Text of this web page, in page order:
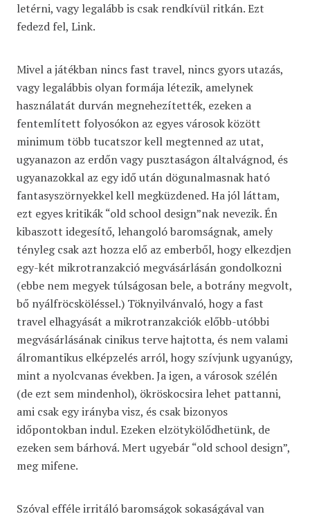
letérni, vagy legalább is csak rendkívül ritkán. Ezt
fedezd fel, Link.
Mivel a játékban nincs fast travel, nincs gyors utazás,
vagy legalábbis olyan formája létezik, amelynek
használatát durván megnehezítették, ezeken a
fentemlített folyosókon az egyes városok között
minimum több tucatszor kell megtenned az utat,
ugyanazon az erdőn vagy pusztaságon általvágnod, és
ugyanazokkal az egy idő után dögunalmasnak ható
fantasyszörnyekkel kell megküzdened. Ha jól láttam,
ezt egyes kritikák “old school design”nak nevezik. Én
kibaszott idegesítő, lehangoló baromságnak, amely
tényleg csak azt hozza elő az emberből, hogy elkezdjen
egy-két mikrotranzakció megvásárlásán gondolkozni
(ebbe nem megyek túlságosan bele, a botrány megvolt,
bő nyálfröcsköléssel.) Töknyilvánvaló, hogy a fast
travel elhagyását a mikrotranzakciók előbb-utóbbi
megvásárlásának cinikus terve hajtotta, és nem valami
álromantikus elképzelés arról, hogy szívjunk ugyanúgy,
mint a nyolcvanas években. Ja igen, a városok szélén
(de ezt sem mindenhol), ökröskocsira lehet pattanni,
ami csak egy irányba visz, és csak bizonyos
időpontokban indul. Ezeken elzötykölődhetünk, de
ezeken sem bárhová. Mert ugyebár “old school design”,
meg mifene.
Szóval efféle irritáló baromságok sokaságával van